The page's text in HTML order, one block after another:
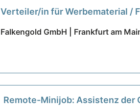
Verteiler/in für Werbematerial /
Falkengold GmbH | Frankfurt am
Remote-Minijob: Assistenz